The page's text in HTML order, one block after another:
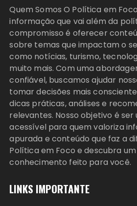
Quem Somos O Política em
informação que vai além da
compromisso é oferecer
sobre temas que impactam o
como notícias, turismo,
muito mais. Com uma
confiável, buscamos ajudar
tomar decisões mais
dicas práticas, análises e
relevantes. Nosso objetivo é
acessível para quem valoriza
apurada e conteúdo que faz a
Política em Foco e descubra
conhecimento feito para você.
LINKS IMPORTANTE